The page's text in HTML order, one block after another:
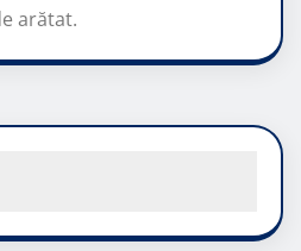
arătat.